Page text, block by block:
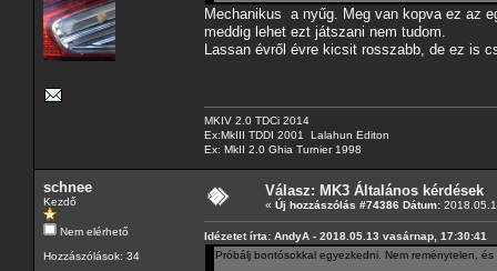
Mechanikus a nyűg. Meg van kopva ez az
meddig lehet ezt játszani nem tudom.
Lassan évről évre kicsit rosszabb, de ez is
MKIV 2.0 TDCi 2014
Ex:MkIII TDDI 2001 Lalahun Editon
Ex: MkII 2.0 Ghia Turnier 1998
schnee
Kezdő
Nem elérhető
Hozzászólások: 34
Válasz: MK3 Általános kérdések
« Új hozzászólás #74386 Dátum:
Idézetet írta: AndyA - 2018.05.13 vasárnap, 17:30:41
Próbálj bontósokkal egyezkedni. Nem reménytelen, és